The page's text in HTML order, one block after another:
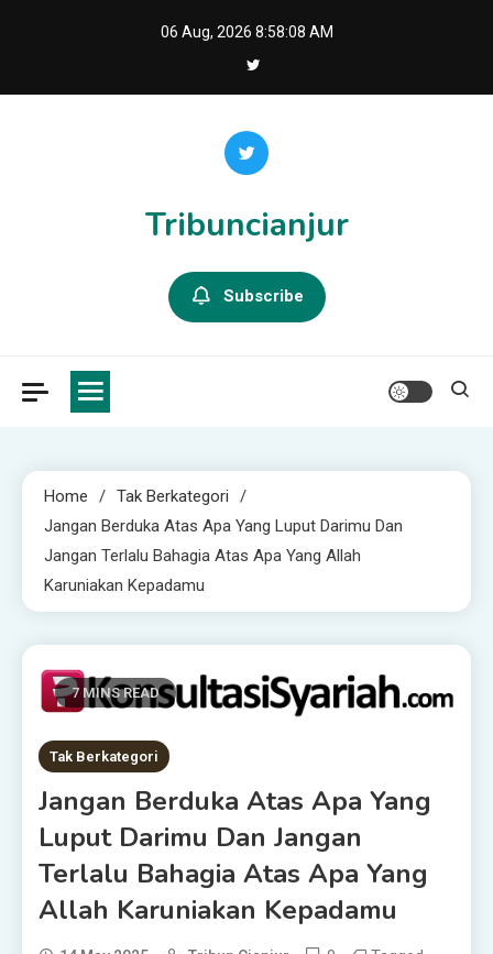
06 Aug, 2026 8:58:09 AM
Tribuncianjur
Subscribe
Home
Tak Berkategori
Jangan Berduka Atas Apa Yang Luput Darimu Dan
Jangan Terlalu Bahagia Atas Apa Yang Allah
Karuniakan Kepadamu
7 MINS READ
Tak Berkategori
Jangan Berduka Atas Apa Yang
Luput Darimu Dan Jangan
Terlalu Bahagia Atas Apa Yang
Allah Karuniakan Kepadamu